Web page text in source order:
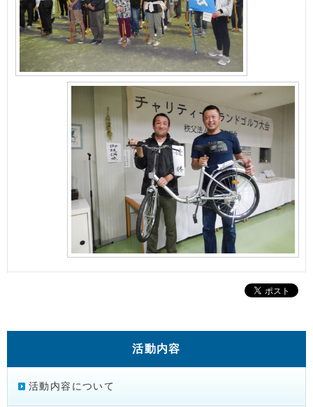
活動内容
活動内容について